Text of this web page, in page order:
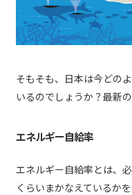
そもそも、日本は今どの
いるのでしょうか？最新
エネルギー自給率
エネルギー自給率とは、
くらいまかなえているか